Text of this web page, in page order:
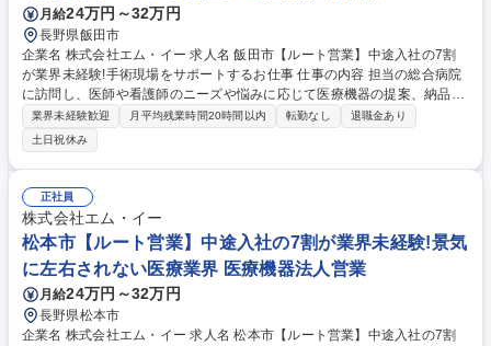
月給24万円～32万円
長野県飯田市
企業名 株式会社エム・イー 求人名 飯田市【ルート営業】中途入社の7割
が業界未経験!手術現場をサポートするお仕事 仕事の内容 担当の総合病院
に訪問し、医師や看護師のニーズや悩みに応じて医療機器の提案、納品、
使用方法の説明などをします。手術時間によっては、時差出勤します。
【提案する製品】心臓や血管の治療に使われる医療機器 【具体的には】医
療従事者に対して製品の特長・メリット・他社製品との違いをお伝えし、
治療に合った最適な機器を提案。手術・治療に立ち会い、機器の利用方法
やセッティングのサポートまで行います。 【研修制度】2週間の座学研修
で解剖学や疾患への治療法等の基礎知識を習得します。その後半年～1年
かけてOJTやメーカー勉強会で実務に慣れていただき、徐々に病院を引き
継ぎます。 募集職種 飯田市【ルート営業】中途入社の7割が業界未経験!
手術現場をサポートするお仕事
業界未経験歓迎 月平均残業時間20時間以内 転勤なし
退職金あり
土日祝休み
正社員
株式会社エム・イー
松本市【ルート営業】中途入社の7割が業界未経験!景気
に左右されない医療業界 医療機器法人営業
月給24万円～32万円
長野県松本市
企業名 株式会社エム・イー 求人名 松本市【ルート営業】中途入社の7割